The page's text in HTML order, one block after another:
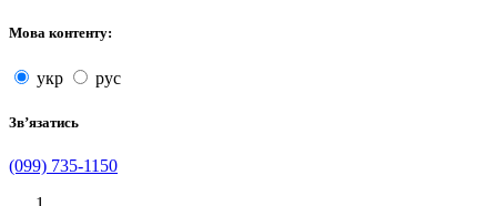
Мова контенту:
укр рус
Звʼязатись
(099) 735-1150